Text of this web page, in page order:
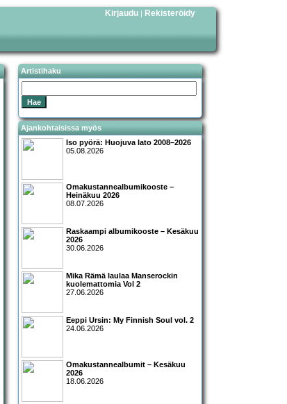
Kirjaudu | Rekisteröidy
Artistihaku
Ajankohtaisissa myös
Iso pyörä: Huojuva lato 2008–2026
05.08.2026
Omakustannealbumikooste –
Heinäkuu 2026
08.07.2026
Raskaampi albumikooste – Kesäkuu
2026
30.06.2026
Mika Rämä laulaa Manserockin
kuolemattomia Vol 2
27.06.2026
Eeppi Ursin: My Finnish Soul vol. 2
24.06.2026
Omakustannealbumit – Kesäkuu
2026
18.06.2026